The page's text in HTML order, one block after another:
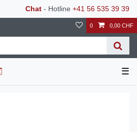
Chat - Hotline +41 56 535 39 39
0 0,00 CHF
☰